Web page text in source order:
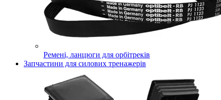
Ремені, ланцюги для орбітреків
Запчастини для силових тренажерів